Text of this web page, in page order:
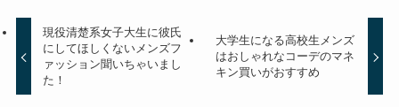
現役清楚系女子大生に彼氏
にしてほしくないメンズフ
ァッション聞いちゃいまし
た！
大学生になる高校生メンズ
はおしゃれなコーデのマネ
キン買いがおすすめ